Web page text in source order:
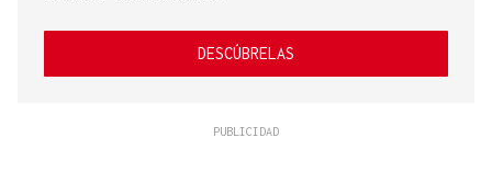
DESCÚBRELAS